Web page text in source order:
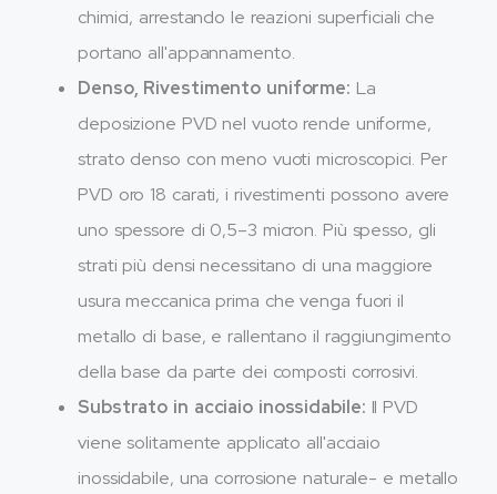
chimici, arrestando le reazioni superficiali che
portano all'appannamento.
Denso, Rivestimento uniforme: La
deposizione PVD nel vuoto rende uniforme,
strato denso con meno vuoti microscopici. Per
PVD oro 18 carati, i rivestimenti possono avere
uno spessore di 0,5–3 micron. Più spesso, gli
strati più densi necessitano di una maggiore
usura meccanica prima che venga fuori il
metallo di base, e rallentano il raggiungimento
della base da parte dei composti corrosivi.
Substrato in acciaio inossidabile: Il PVD
viene solitamente applicato all'acciaio
inossidabile, una corrosione naturale- e metallo